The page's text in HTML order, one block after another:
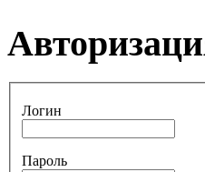
Логин
Пароль